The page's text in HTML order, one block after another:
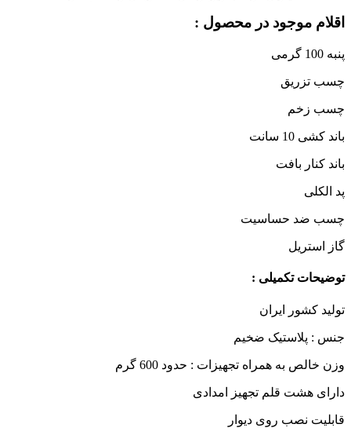
اقلام موجود در محصول :
پنبه 100 گرمی
چسب تزریق
چسب زخم
باند کشی 10 سانت
باند کنار بافت
پد الکلی
چسب ضد حساسیت
گاز استریل
توضیحات تکمیلی :
تولید کشور ایران
جنس : پلاستیک ضخیم
وزن خالص به همراه تجهیزات : حدود 600 گرم
دارای هشت قلم تجهیز امدادی
قابلیت نصب روی دیوار